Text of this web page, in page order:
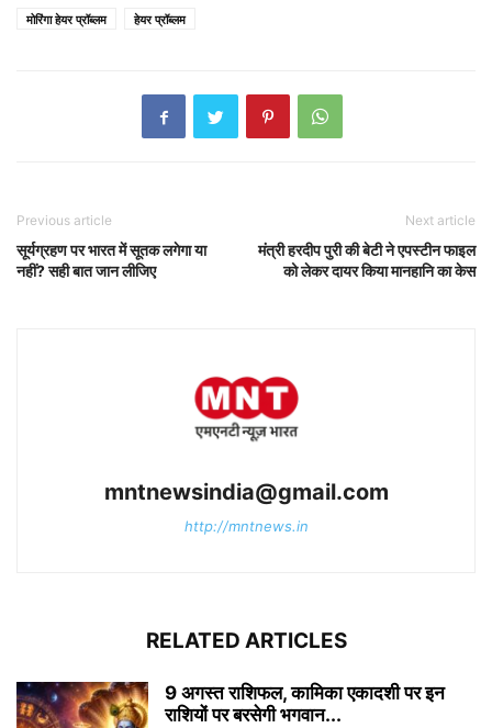
मोरिंगा हेयर प्रॉब्लम
हेयर प्रॉब्लम
Previous article
सूर्यग्रहण पर भारत में सूतक लगेगा या
नहीं? सही बात जान लीजिए
Next article
मंत्री हरदीप पुरी की बेटी ने एपस्टीन फाइल
को लेकर दायर किया मानहानि का केस
mntnewsindia@gmail.com
http://mntnews.in
RELATED ARTICLES
9 अगस्त राशिफल, कामिका एकादशी पर इन
राशियों पर बरसेगी भगवान...